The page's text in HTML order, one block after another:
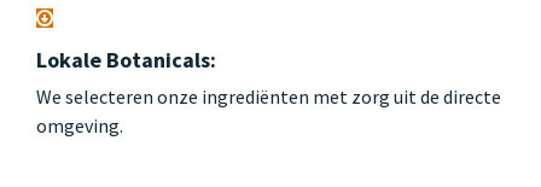
Lokale Botanicals:
We selecteren onze ingrediënten met zorg uit de directe
omgeving.